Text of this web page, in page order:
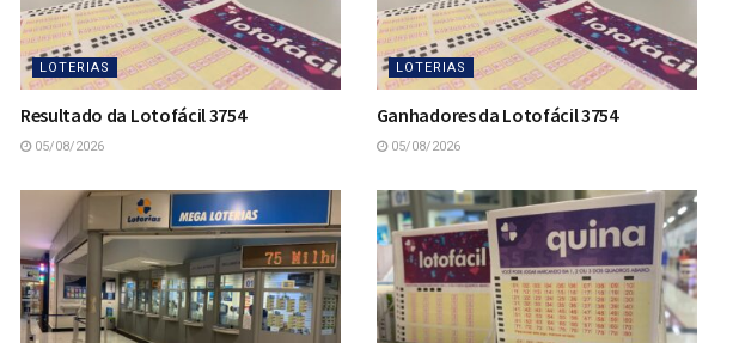
LOTERIAS
Resultado da Lotofácil 3754
05/08/2026
LOTERIAS
Ganhadores da Lotofácil 3754
05/08/2026